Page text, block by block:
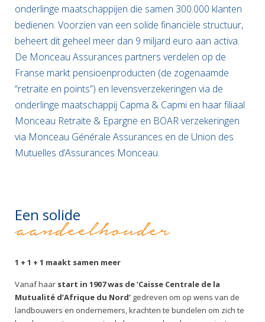
onderlinge maatschappijen die samen 300.000 klanten
bedienen. Voorzien van een solide financiële structuur,
beheert dit geheel meer dan 9 miljard euro aan activa.
De Monceau Assurances partners verdelen op de
Franse markt pensioenproducten (de zogenaamde
“retraite en points”) en levensverzekeringen via de
onderlinge maatschappij Capma & Capmi en haar filiaal
Monceau Retraite & Epargne en BOAR verzekeringen
via Monceau Générale Assurances en de Union des
Mutuelles d’Assurances Monceau.
Een solide
aandeelhouder
1 + 1 + 1 maakt samen meer
Vanaf haar start in 1907 was de ‘Caisse Centrale de la
Mutualité d’Afrique du Nord’ gedreven om op wens van de
landbouwers en ondernemers, krachten te bundelen om zich te